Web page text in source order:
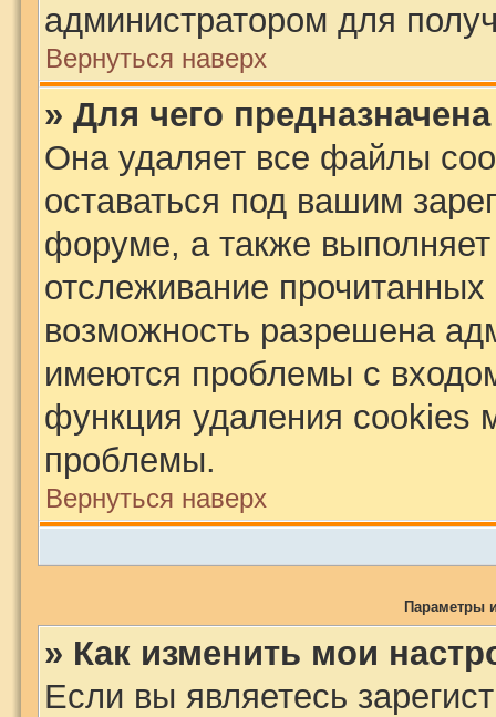
администратором для
Вернуться наверх
» Для чего
Она удаляет все файлы
оставаться под вашим
форуме, а также
отслеживание
возможность разрешена
имеются проблемы с
функция удаления cookies
проблемы.
Вернуться наверх
Параметры
» Как изменить мои
Если вы являетесь